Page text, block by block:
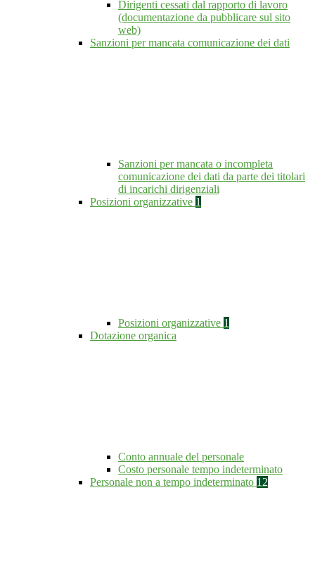
Dirigenti cessati dal rapporto di lavoro
(documentazione da pubblicare sul sito
web)
Sanzioni per mancata comunicazione dei dati
Sanzioni per mancata o incompleta
comunicazione dei dati da parte dei titolari
di incarichi dirigenziali
Posizioni organizzative 1
Posizioni organizzative 1
Dotazione organica
Conto annuale del personale
Costo personale tempo indeterminato
Personale non a tempo indeterminato 12